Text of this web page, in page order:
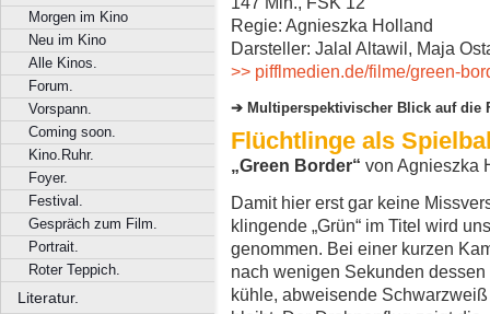
Morgen im Kino
Neu im Kino
Alle Kinos.
Forum.
Vorspann.
Coming soon.
Kino.Ruhr.
Foyer.
Festival.
Gespräch zum Film.
Portrait.
Roter Teppich.
Literatur.
Regie: Agnieszka Holland
Darsteller: Jalal Altawil, Maja
>> pifflmedien.de/filme/green-
Multiperspektivischer Blick auf die
Flüchtlinge als
„Green Border“ von Agnieszka
Damit hier erst gar keine
klingende „Grün“ im Titel wird
genommen. Bei einer kurzen
nach wenigen Sekunden
kühle, abweisende